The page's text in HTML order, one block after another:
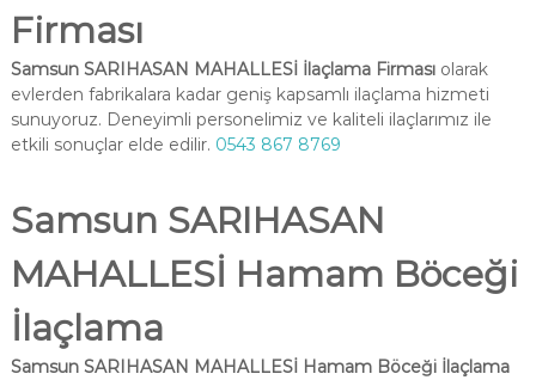
Firması
Samsun SARIHASAN MAHALLESİ İlaçlama Firmasıolarak
evlerden fabrikalara kadar geniş kapsamlı ilaçlama hizmeti
sunuyoruz. Deneyimli personelimiz ve kaliteli ilaçlarımız ile
etkili sonuçlar elde edilir. 0543 867 8769
Samsun SARIHASAN
MAHALLESİ Hamam Böceği
İlaçlama
Samsun SARIHASAN MAHALLESİ Hamam Böceği İlaçlama